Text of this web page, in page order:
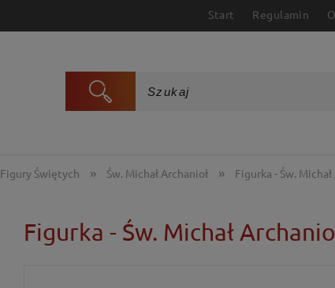
Start Regulamin
Figury Świętych » Św. Michał Archanioł » Figurka - Św.
Figurka - Św. Michał